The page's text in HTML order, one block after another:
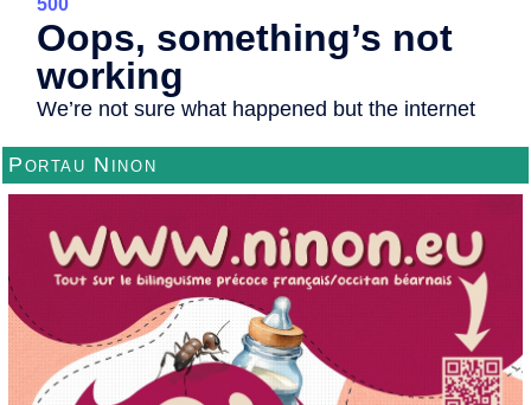
Portau Ninon